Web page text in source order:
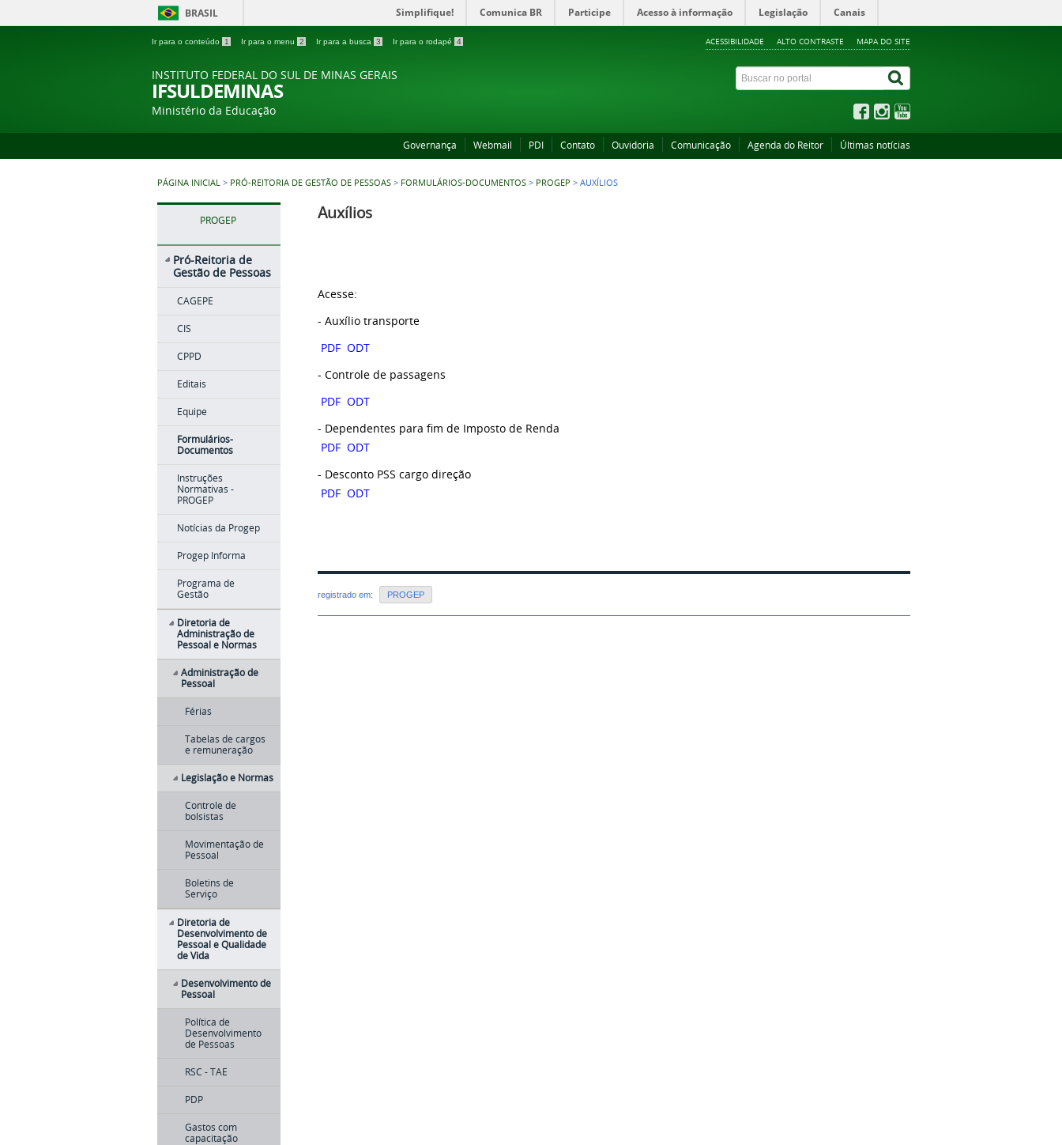
BRASIL Simplifique! Comunica BR Participe Acesso à informação Legislação Canais
Ir para o conteúdo 1 Ir para o menu 2 Ir para a busca 3 Ir para o rodapé 4 ACESSIBILIDADE ALTO CONTRASTE MAPA DO SITE
INSTITUTO FEDERAL DO SUL DE MINAS GERAIS
IFSULDEMINAS
Ministério da Educação
Governança Webmail PDI Contato Ouvidoria Comunicação Agenda do Reitor Últimas notícias
PÁGINA INICIAL > PRÓ-REITORIA DE GESTÃO DE PESSOAS > FORMULÁRIOS-DOCUMENTOS > PROGEP > AUXÍLIOS
PROGEP
Pró-Reitoria de
Gestão de Pessoas
CAGEPE
CIS
CPPD
Editais
Equipe
Formulários-
Documentos
Instruções
Normativas -
PROGEP
Notícias da Progep
Progep Informa
Programa de
Gestão
Diretoria de
Administração de
Pessoal e Normas
Administração de
Pessoal
Férias
Tabelas de cargos
e remuneração
Legislação e Normas
Controle de
bolsistas
Movimentação de
Pessoal
Boletins de
Serviço
Diretoria de
Desenvolvimento de
Pessoal e Qualidade
de Vida
Desenvolvimento de
Pessoal
Política de
Desenvolvimento
de Pessoas
RSC - TAE
PDP
Gastos com
capacitação
Auxílios
Acesse:
- Auxílio transporte
PDF ODT
- Controle de passagens
PDF ODT
- Dependentes para fim de Imposto de Renda
PDF ODT
- Desconto PSS cargo direção
PDF ODT
registrado em: PROGEP